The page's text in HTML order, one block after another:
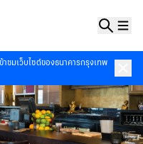
าชมเว็บไซต์ของธนาคารกรุงเทพ